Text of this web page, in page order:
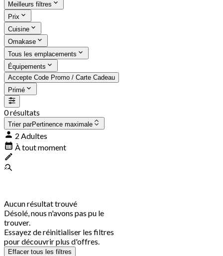
Meilleurs filtres
Prix
Cuisine
Omakase
Tous les emplacements
Équipements
Accepte Code Promo / Carte Cadeau
Primé
0 résultats
Trier parPertinence maximale
2 Adultes
À tout moment
Aucun résultat trouvé
Désolé, nous n'avons pas pu le
trouver.
Essayez de réinitialiser les filtres
pour découvrir plus d'offres.
Effacer tous les filtres